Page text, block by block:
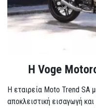
H Voge
Η εταιρεία Moto Trend SA
αποκλειστική εισαγωγή